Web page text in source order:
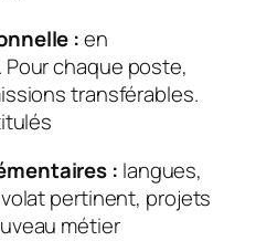
:en
chaque poste,
transférables.
: langues,
pertinent, projets
métier